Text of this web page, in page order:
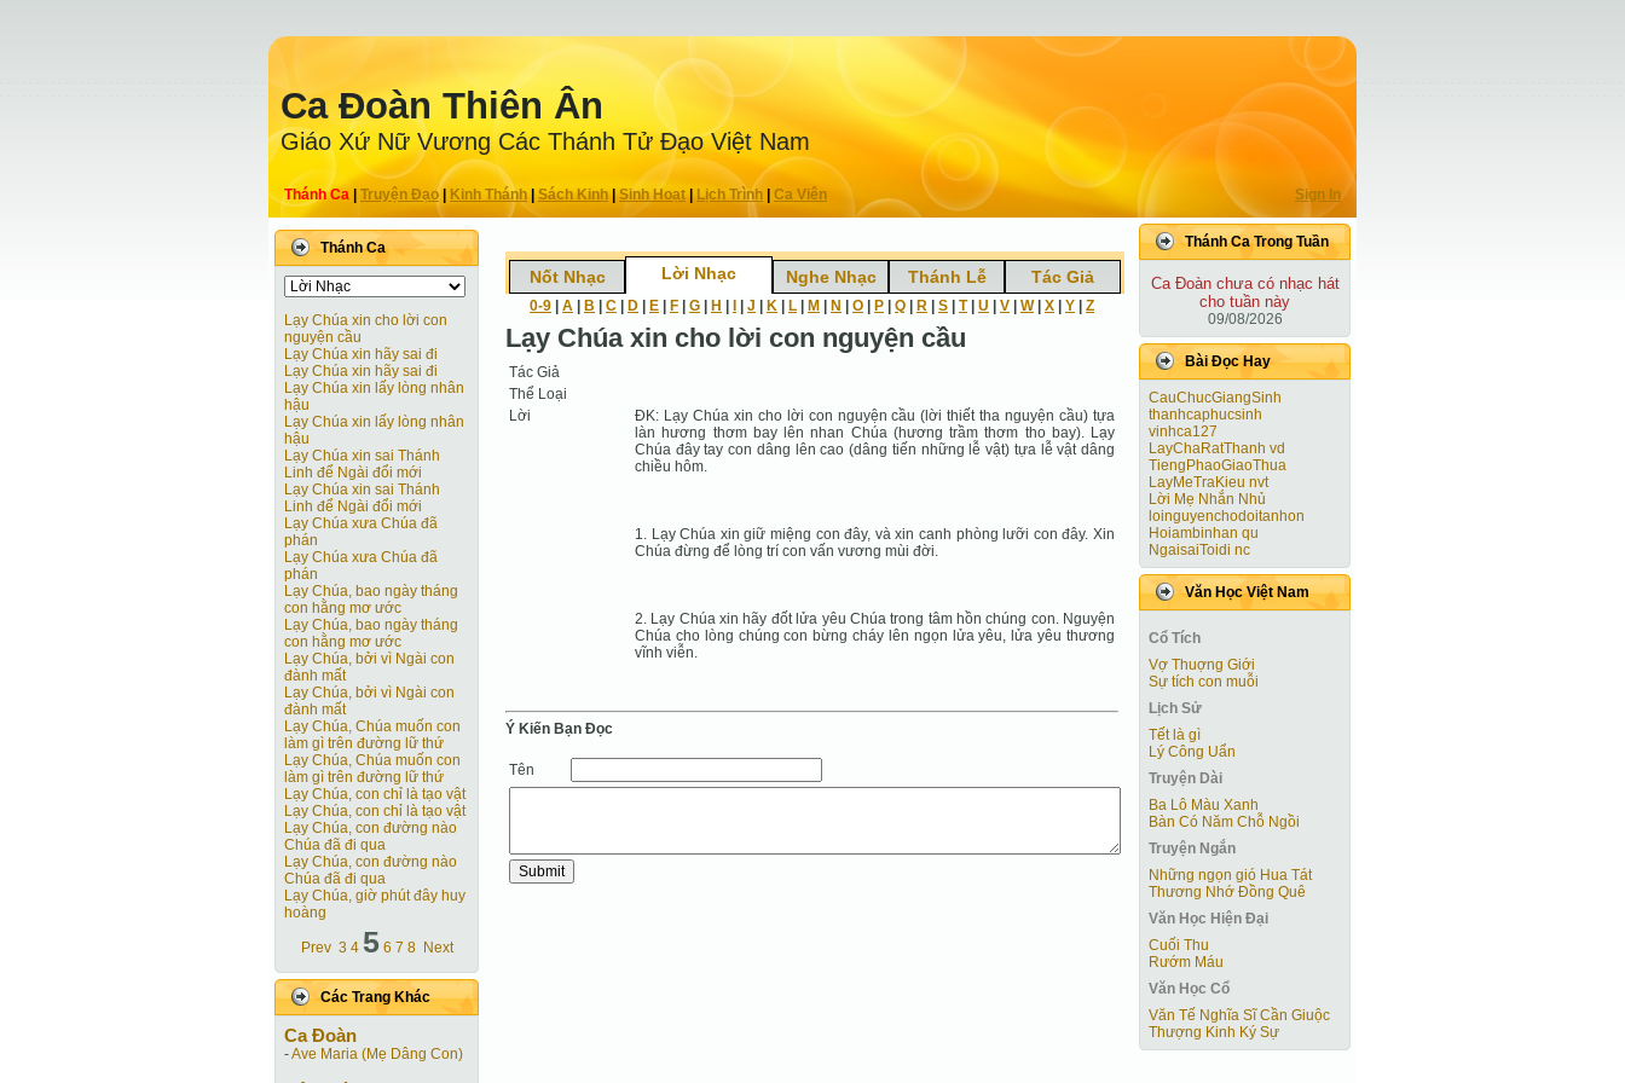
Ca Ðoàn Thiên Ân
Giáo Xứ Nữ Vương Các Thánh Tử Ðạo Việt Nam
Thánh Ca Truyện Ðạo| Kinh Thánh Sách Kinh|Sinh Hoạt| Lịch Trình Ca Viên Sign In
Thánh Ca
Lạy Chúa xin cho lời con
nguyện cầu
Lạy Chúa xin hãy sai đi
Lạy Chúa xin hãy sai đi
Lạy Chúa xin lấy lòng nhân
hậu
Lạy Chúa xin lấy lòng nhân
hậu
Lạy Chúa xin sai Thánh
Linh để Ngài đổi mới
Lạy Chúa xin sai Thánh
Linh để Ngài đổi mới
Lạy Chúa xưa Chúa đã
phán
Lạy Chúa xưa Chúa đã
phán
Lạy Chúa, bao ngày tháng
con hằng mơ ước
Lạy Chúa, bao ngày tháng
con hằng mơ ước
Lạy Chúa, bởi vì Ngài con
đành mất
Lạy Chúa, bởi vì Ngài con
đành mất
Lạy Chúa, Chúa muốn con
làm gì trên đường lữ thứ
Lạy Chúa, Chúa muốn con
làm gì trên đường lữ thứ
Lạy Chúa, con chỉ là tạo vật
Lạy Chúa, con chỉ là tạo vật
Lạy Chúa, con đường nào
Chúa đã đi qua
Lạy Chúa, con đường nào
Chúa đã đi qua
Lạy Chúa, giờ phút đây huy
hoàng
Prev 3 4 5 6 7 8 Next
Các Trang Khác
Ca Ðoàn
-Ave Maria (Mẹ Dâng Con)
Nốt Nhạc Lời Nhạc Nghe Nhạc Thánh Lễ Tác Giả
0-9 A B C D E F G H J K L M N O P Q R S T| U V W| X Y Z
Lạy Chúa xin cho lời con nguyện cầu
Tác Giả
Thể Loại
Lời
ÐK: Lạy Chúa xin cho lời con nguyện cầu (lời thiết tha nguyện cầu) tựa
làn hương thơm bay lên nhan Chúa (hương trầm thơm tho bay). Lạy
Chúa đây tay con dâng lên cao (dâng tiến những lễ vật) tựa lễ vật dâng
chiều hôm.
1. Lạy Chúa xin giữ miệng con đây, và xin canh phòng lưỡi con đây. Xin
Chúa đừng để lòng trí con vấn vương mùi đời.
2. Lạy Chúa xin hãy đốt lửa yêu Chúa trong tâm hồn chúng con. Nguyện
Chúa cho lòng chúng con bừng cháy lên ngọn lửa yêu, lửa yêu thương
vĩnh viễn.
Ý Kiến Bạn Ðọc
Tên
Thánh Ca Trong Tuần
Ca Ðoàn chưa có nhạc hát
cho tuần này
09/08/2026
Bài Ðọc Hay
CauChucGiangSinh
thanhcaphucsinh
vinhca127
LayChaRatThanh vd
TiengPhaoGiaoThua
LayMeTraKieu nvt
Lời Mẹ Nhắn Nhủ
loinguyenchodoitanhon
Hoiambinhan qu
NgaisaiToidi nc
Văn Học Việt Nam
Cổ Tích
Vợ Thuợng Giới
Sự tích con muỗi
Lịch Sử
Tết là gì
Lý Công Uẩn
Truyện Dài
Ba Lô Màu Xanh
Bàn Có Năm Chỗ Ngồi
Truyện Ngắn
Những ngọn gió Hua Tát
Thương Nhớ Đồng Quê
Văn Học Hiện Ðại
Cuối Thu
Rướm Máu
Văn Học Cổ
Văn Tế Nghĩa Sĩ Cần Giuộc
Thượng Kinh Ký Sự